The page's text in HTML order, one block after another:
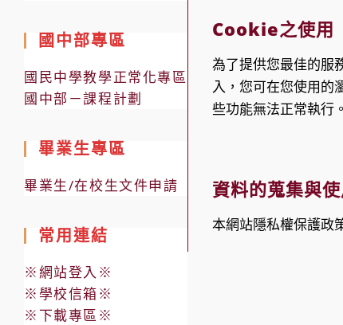
Cookie之使用
為了提供您最佳的服
入，您可在您使用的
些功能無法正常執行。
資料的蒐集與
本網站隱私權保護政
國中部專區
國民中學教學正常化專區
國中部－課程計劃
畢業生專區
畢業生/在校生文件申請
常用連結
※網站登入※
※學校信箱※
※下載專區※